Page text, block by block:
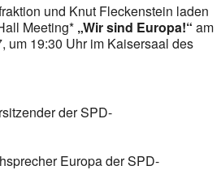
und Knut Fleckenstein laden
Meeting* „Wir sind Europa!“ am
um 19:30 Uhr im Kaisersaal des
der SPD-
Europa der SPD-